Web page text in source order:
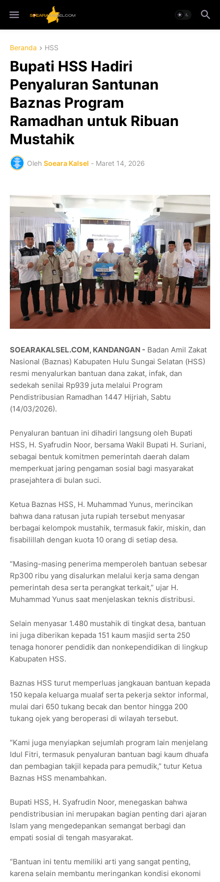
Beranda HSS
Bupati HSS Hadiri
Penyaluran Santunan
Baznas Program
Ramadhan untuk Ribuan
Mustahik
Oleh Soeara Kalsel - Maret 14, 2026
SOEARAKALSEL.COM, KANDANGAN - Badan Amil Zakat
Nasional (Baznas) Kabupaten Hulu Sungai Selatan (HSS)
resmi menyalurkan bantuan dana zakat, infak, dan
sedekah senilai Rp939 juta melalui Program
Pendistribusian Ramadhan 1447 Hijriah, Sabtu
(14/03/2026).
Penyaluran bantuan ini dihadiri langsung oleh Bupati
HSS, H. Syafrudin Noor, bersama Wakil Bupati H. Suriani,
sebagai bentuk komitmen pemerintah daerah dalam
memperkuat jaring pengaman sosial bagi masyarakat
prasejahtera di bulan suci.
Ketua Baznas HSS, H. Muhammad Yunus, merincikan
bahwa dana ratusan juta rupiah tersebut menyasar
berbagai kelompok mustahik, termasuk fakir, miskin, dan
fisabilillah dengan kuota 10 orang di setiap desa.
“Masing-masing penerima memperoleh bantuan sebesar
Rp300 ribu yang disalurkan melalui kerja sama dengan
pemerintah desa serta perangkat terkait,” ujar H.
Muhammad Yunus saat menjelaskan teknis distribusi.
Selain menyasar 1.480 mustahik di tingkat desa, bantuan
ini juga diberikan kepada 151 kaum masjid serta 250
tenaga honorer pendidik dan nonkependidikan di lingkup
Kabupaten HSS.
Baznas HSS turut memperluas jangkauan bantuan kepada
150 kepala keluarga mualaf serta pekerja sektor informal,
mulai dari 650 tukang becak dan bentor hingga 200
tukang ojek yang beroperasi di wilayah tersebut.
“Kami juga menyiapkan sejumlah program lain menjelang
Idul Fitri, termasuk penyaluran bantuan bagi kaum dhuafa
dan pembagian takjil kepada para pemudik,” tutur Ketua
Baznas HSS menambahkan.
Bupati HSS, H. Syafrudin Noor, menegaskan bahwa
pendistribusian ini merupakan bagian penting dari ajaran
Islam yang mengedepankan semangat berbagi dan
empati sosial di tengah masyarakat.
“Bantuan ini tentu memiliki arti yang sangat penting,
karena selain membantu meringankan kondisi ekonomi